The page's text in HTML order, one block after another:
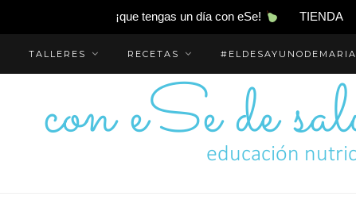
¡que tengas un día con eSe! TIENDA
TALLERES RECETAS #ELDESAYUNODEMARIA